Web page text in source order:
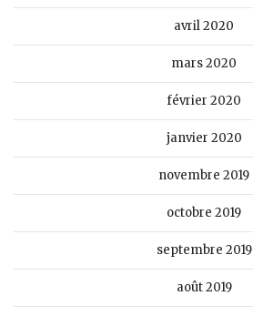
avril 2020
mars 2020
février 2020
janvier 2020
novembre 2019
octobre 2019
septembre 2019
août 2019